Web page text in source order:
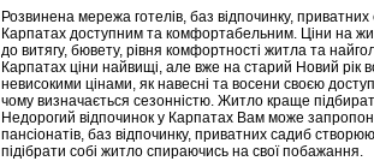
Розвинена мережа готелів, баз відпочинку,
Карпатах доступним та комфортабельним. Ціни на
до витягу, бювету, рівня комфортності житла та
Карпатах ціни найвищі, але вже на старий Новий рік
невисокими цінами, як навесні та восени своєю
чому визначається сезонністю. Житло краще
Недорогий відпочинок у Карпатах Вам може
пансіонатів, баз відпочинку, приватних садиб
підібрати собі житло спираючись на свої побажання.